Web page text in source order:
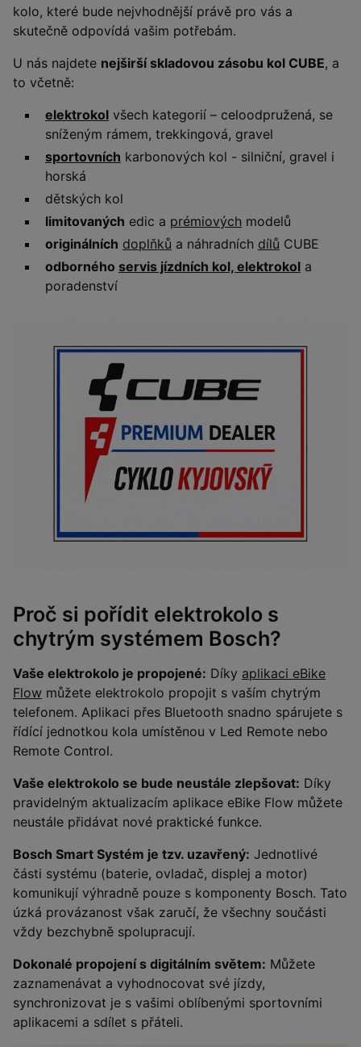
kolo, které bude nejvhodnější právě pro vás a
skutečně odpovídá vašim potřebám.
U nás najdete nejširší skladovou zásobu kol CUBE, a
to včetně:
elektrokol všech kategorií – celoodpružená, se
sníženým rámem, trekkingová, gravel
sportovních karbonových kol - silniční, gravel i
horská
dětských kol
limitovaných edic a prémiových modelů
originálních doplňků a náhradních dílů CUBE
odborného servis jízdních kol, elektrokol a
poradenství
Proč si pořídit elektrokolo s
chytrým systémem Bosch?
Vaše elektrokolo je propojené: Díky aplikaci eBike
Flow můžete elektrokolo propojit s vaším chytrým
telefonem. Aplikaci přes Bluetooth snadno spárujete s
řídící jednotkou kola umístěnou v Led Remote nebo
Remote Control.
Vaše elektrokolo se bude neustále zlepšovat: Díky
pravidelným aktualizacím aplikace eBike Flow můžete
neustále přidávat nové praktické funkce.
Bosch Smart Systém je tzv. uzavřený: Jednotlivé
části systému (baterie, ovladač, displej a motor)
komunikují výhradně pouze s komponenty Bosch. Tato
úzká provázanost však zaručí, že všechny součásti
vždy bezchybně spolupracují.
Dokonalé propojení s digitálním světem: Můžete
zaznamenávat a vyhodnocovat své jízdy,
synchronizovat je s vašimi oblíbenými sportovními
aplikacemi a sdílet s přáteli.